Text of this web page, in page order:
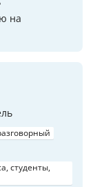
на
студенты,